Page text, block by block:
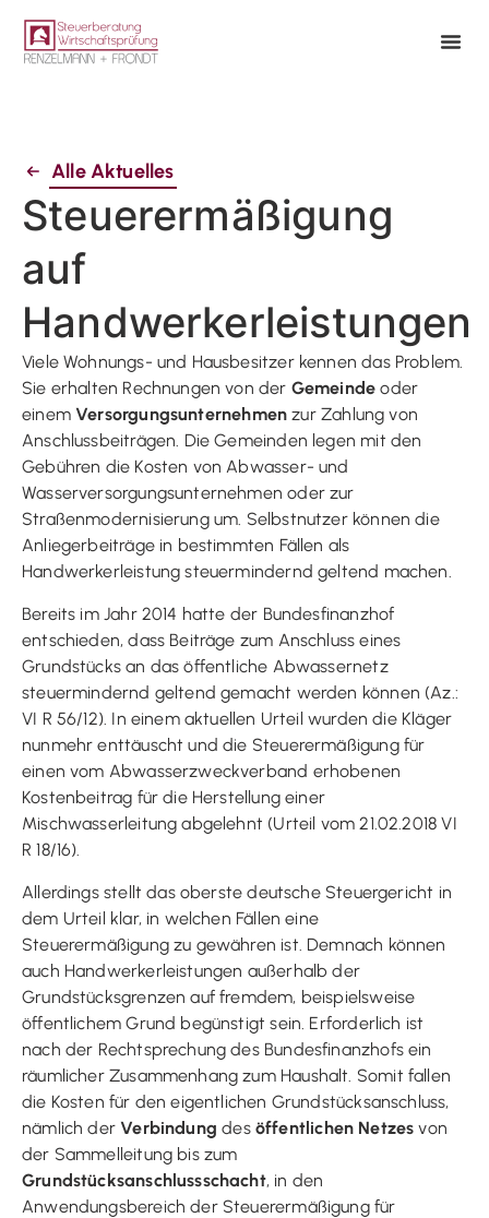
Alle Aktuelles
Steuerermäßigung
auf
Handwerkerleistungen
Viele Wohnungs- und Hausbesitzer kennen das Problem.
Sie erhalten Rechnungen von der Gemeinde oder
einemVersorgungsunternehmen zur Zahlung von
Anschlussbeiträgen. Die Gemeinden legen mit den
Gebühren die Kosten von Abwasser- und
Wasserversorgungsunternehmen oder zur
Straßenmodernisierung um. Selbstnutzer können die
Anliegerbeiträge in bestimmten Fällen als
Handwerkerleistung steuermindernd geltend machen.
Bereits im Jahr 2014 hatte der Bundesfinanzhof
entschieden, dass Beiträge zum Anschluss eines
Grundstücks an das öffentliche Abwassernetz
steuermindernd geltend gemacht werden können (Az.:
VI R 56/12). In einem aktuellen Urteil wurden die Kläger
nunmehr enttäuscht und die Steuerermäßigung für
einen vom Abwasserzweckverband erhobenen
Kostenbeitrag für die Herstellung einer
Mischwasserleitung abgelehnt (Urteil vom 21.02.2018 VI
R 18/16).
Allerdings stellt das oberste deutsche Steuergericht in
dem Urteil klar, in welchen Fällen eine
Steuerermäßigung zu gewähren ist. Demnach können
auch Handwerkerleistungen außerhalb der
Grundstücksgrenzen auf fremdem, beispielsweise
öffentlichem Grund begünstigt sein. Erforderlich ist
nach der Rechtsprechung des Bundesfinanzhofs ein
räumlicher Zusammenhang zum Haushalt. Somit fallen
die Kosten für den eigentlichen Grundstücksanschluss,
nämlich derVerbindung des öffentlichen Netzes von
der Sammelleitung bis zum
Grundstücksanschlussschacht, in den
Anwendungsbereich der Steuerermäßigung für